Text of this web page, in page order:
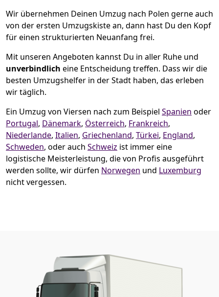
Wir übernehmen Deinen Umzug nach Polen gerne auch
von der ersten Umzugskiste an, dann hast Du den Kopf
für einen strukturierten Neuanfang frei.
Mit unseren Angeboten kannst Du in aller Ruhe und
unverbindlich eine Entscheidung treffen. Dass wir die
besten Umzugshelfer in der Stadt haben, das erleben
wir täglich.
Ein Umzug von Viersen nach zum Beispiel Spanien oder
Portugal, Dänemark, Österreich, Frankreich,
Niederlande, Italien, Griechenland, Türkei, England,
Schweden, oder auch Schweiz ist immer eine
logistische Meisterleistung, die von Profis ausgeführt
werden sollte, wir dürfen Norwegen und Luxemburg
nicht vergessen.